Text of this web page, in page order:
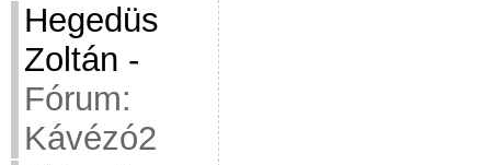
Hegedüs
Zoltán -
Fórum:
Kávézó2